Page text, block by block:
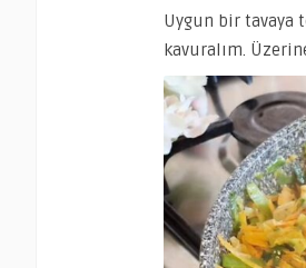
Uygun bir tavaya
kavuralım.